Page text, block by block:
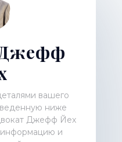
вашего
ниже
Джефф Йех
информацию и